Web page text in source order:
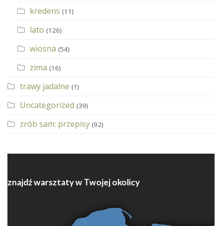
kredens (11)
lato (126)
wiosna (54)
zima (16)
trawy jadalne (1)
Uncategorized (39)
zrób sam: przepisy (92)
znajdź warsztaty w Twojej okolicy